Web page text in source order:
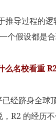
推导过程的逻
个假设都是合
么名校看重
经跻身全球
R2 的经历